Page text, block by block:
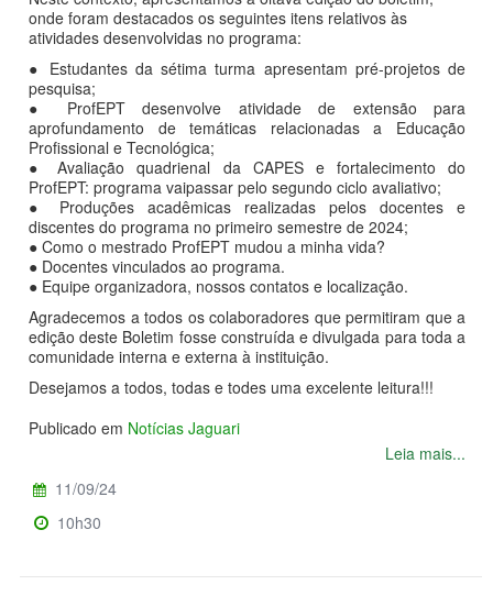
onde foram destacados os seguintes itens relativos às
atividades desenvolvidas no programa:
● Estudantes da sétima turma apresentam pré-projetos de
pesquisa;
● ProfEPT desenvolve atividade de extensão para
aprofundamento de temáticas relacionadas a Educação
Profissional e Tecnológica;
● Avaliação quadrienal da CAPES e fortalecimento do
ProfEPT: programa vaipassar pelo segundo ciclo avaliativo;
● Produções acadêmicas realizadas pelos docentes e
discentes do programa no primeiro semestre de 2024;
● Como o mestrado ProfEPT mudou a minha vida?
● Docentes vinculados ao programa.
● Equipe organizadora, nossos contatos e localização.
Agradecemos a todos os colaboradores que permitiram que a
edição deste Boletim fosse construída e divulgada para toda a
comunidade interna e externa à instituição.
Desejamos a todos, todas e todes uma excelente leitura!!!
Publicado em Notícias Jaguari
Leia mais...
11/09/24
10h30